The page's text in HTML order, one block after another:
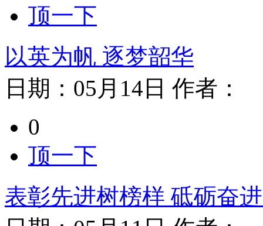
顶一下
以英为帆 逐梦韶华
日期： 05月14日 作者：
0
顶一下
表彰先进树榜样 砥砺奋